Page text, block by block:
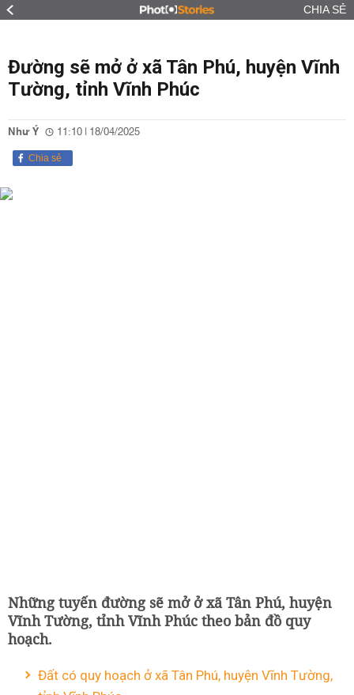
CHIA SẺ
Đường sẽ mở ở xã Tân Phú, huyện Vĩnh
Tường, tỉnh Vĩnh Phúc
Như Ý 11:10 | 18/04/2025
Chia sẻ
Những tuyến đường sẽ mở ở xã Tân Phú, huyện
Vĩnh Tường, tỉnh Vĩnh Phúc theo bản đồ quy
hoạch.
Đất có quy hoạch ở xã Tân Phú, huyện Vĩnh Tường,